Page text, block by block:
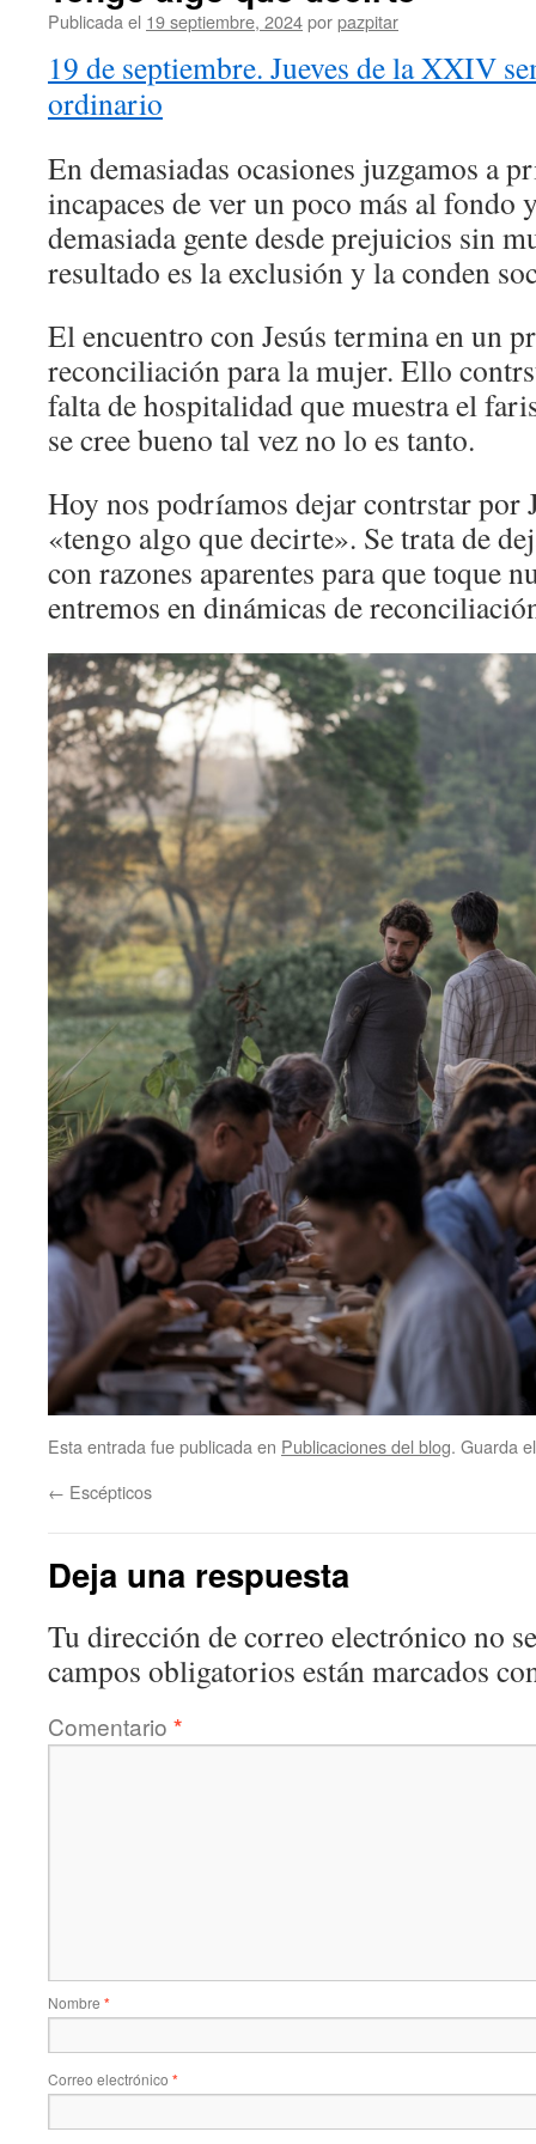
Publicada el 19 septiembre, 2024porpazpitar
19 de septiembre. Jueves de la XXIV
ordinario
En demasiadas ocasiones juzgamos a
incapaces de ver un poco más al fondo
demasiada gente desde prejuicios sin
resultado es la exclusión y la conden
El encuentro con Jesús termina en un
reconciliación para la mujer. Ello
falta de hospitalidad que muestra el
se cree bueno tal vez no lo es tanto.
Hoy nos podríamos dejar contrstar por
«tengo algo que decirte». Se trata de
con razones aparentes para que toque
entremos en dinámicas de
Esta entrada fue publicada en Publicaciones del blog. Guarda
← Escépticos
Deja una respuesta
Tu dirección de correo electrónico no
campos obligatorios están marcados
Comentario *
Nombre *
Correo electrónico *